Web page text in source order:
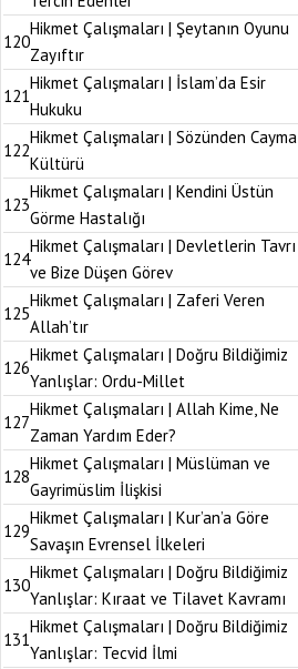
120
Hikmet Çalışmaları | Şeytanın Oyunu
Zayıftır
121
Hikmet Çalışmaları | İslam’da Esir
Hukuku
122
Hikmet Çalışmaları | Sözünden Cayma
Kültürü
123
Hikmet Çalışmaları | Kendini Üstün
Görme Hastalığı
124
Hikmet Çalışmaları | Devletlerin Tavrı
ve Bize Düşen Görev
125
Hikmet Çalışmaları | Zaferi Veren
Allah’tır
126
Hikmet Çalışmaları | Doğru Bildiğimiz
Yanlışlar: Ordu-Millet
127
Hikmet Çalışmaları | Allah Kime, Ne
Zaman Yardım Eder?
128
Hikmet Çalışmaları | Müslüman ve
Gayrimüslim İlişkisi
129
Hikmet Çalışmaları | Kur’an’a Göre
Savaşın Evrensel İlkeleri
130
Hikmet Çalışmaları | Doğru Bildiğimiz
Yanlışlar: Kıraat ve Tilavet Kavramı
131
Hikmet Çalışmaları | Doğru Bildiğimiz
Yanlışlar: Tecvid İlmi